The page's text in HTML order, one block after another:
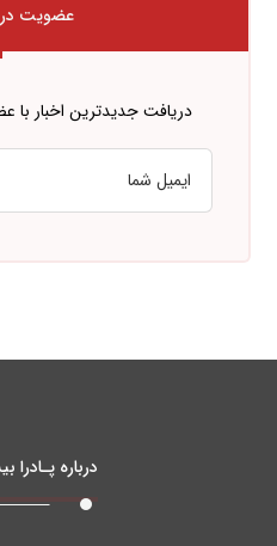
عضویت در
دریافت جدیدترین اخبار با
درباره پـادرا